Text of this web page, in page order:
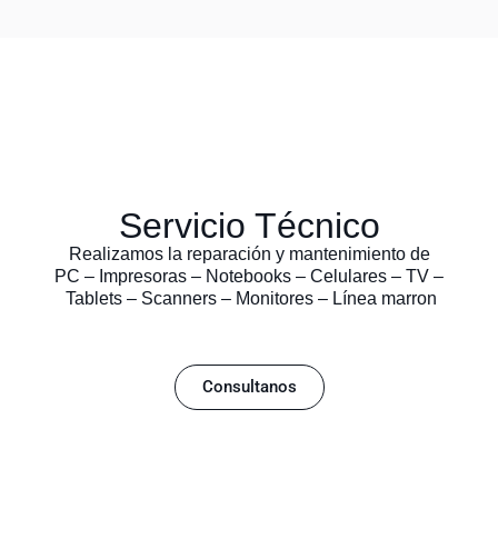
Servicio Técnico
Realizamos la reparación y mantenimiento de
PC – Impresoras – Notebooks – Celulares – TV –
Tablets – Scanners – Monitores – Línea marron
Consultanos